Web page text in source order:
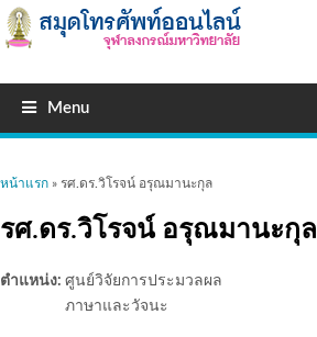
Menu
คุณอยู่ที่นี่
หน้าแรก » รศ.ดร.วิโรจน์ อรุณมานะกุล
รศ.ดร.วิโรจน์ อรุณมานะกุล
ตำแหน่ง: ศูนย์วิจัยการประมวลผล
ภาษาและวัจนะ